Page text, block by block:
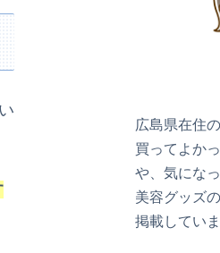
広島県在住
買ってよか
や、気にな
美容グッズ
掲載してい